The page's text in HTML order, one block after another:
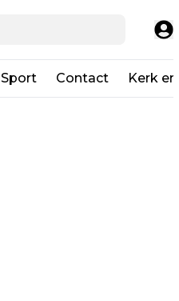
Sport Contact Kerk